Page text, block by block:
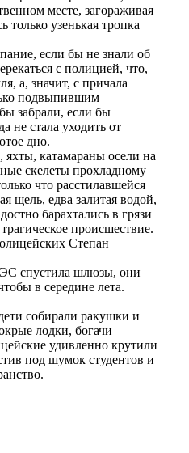
месте, загораживая
только узенькая тропка
если бы не знали об
с полицией, что,
а, значит, с причала
подвыпившим
забрали, если бы
не стала уходить от
дно.
яхты, катамараны осели на
скелеты прохладному
что расстилавшейся
щель, едва залитая водой,
барахтались в грязи
происшествие.
Степан
спустила шлюзы, они
в середине лета.
собирали ракушки и
лодки, богачи
удивленно крутили
под шумок студентов и